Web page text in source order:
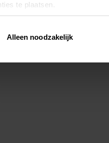
te plaatsen.
instellingen" kun je ook
op onscookiebeleid.
Alleen noodzakelijk